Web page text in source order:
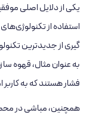
یکی از دلایل اصلی
استفاده از
‌گیری از جدیدترین
به‌ عنوان مثال، قهوه
فشار هستند که به
همچنین، مباشی در